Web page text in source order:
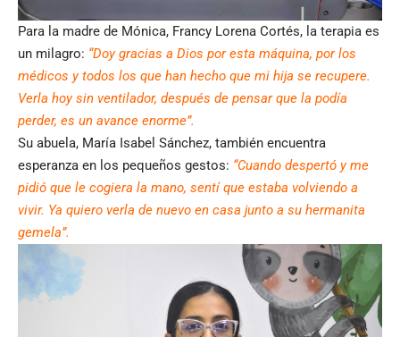
Para la madre de Mónica, Francy Lorena Cortés, la terapia es
un milagro: “Doy gracias a Dios por esta máquina, por los
médicos y todos los que han hecho que mi hija se recupere.
Verla hoy sin ventilador, después de pensar que la podía
perder, es un avance enorme”.
Su abuela, María Isabel Sánchez, también encuentra
esperanza en los pequeños gestos: “Cuando despertó y me
pidió que le cogiera la mano, sentí que estaba volviendo a
vivir. Ya quiero verla de nuevo en casa junto a su hermanita
gemela”.